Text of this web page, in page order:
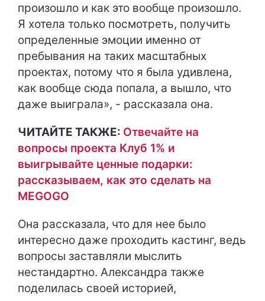
произошло и как это вообще произошло.
Я хотела только посмотреть, получить
определенные эмоции именно от
пребывания на таких масштабных
проектах, потому что я была удивлена,
как вообще сюда попала, а вышло, что
даже выиграла», - рассказала она.
ЧИТАЙТЕ ТАКЖЕ: Отвечайте на
вопросы проекта Клуб 1% и
выигрывайте ценные подарки:
рассказываем, как это сделать на
MEGOGO
Она рассказала, что для нее было
интересно даже проходить кастинг, ведь
вопросы заставляли мыслить
нестандартно. Александра также
поделилась своей историей,